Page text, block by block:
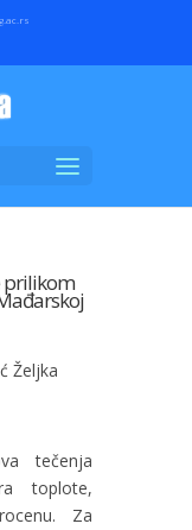
prilikom
Željka
tečenja
toplote,
Za